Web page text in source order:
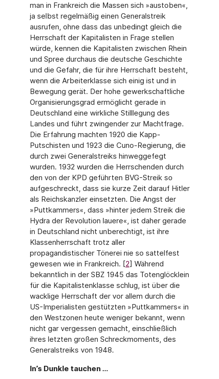
man in Frankreich die Massen sich »austoben«,
ja selbst regelmäßig einen Generalstreik
ausrufen, ohne dass das unbedingt gleich die
Herrschaft der Kapitalisten in Frage stellen
würde, ken­nen die Kapitalisten zwischen Rhein
und Spree durchaus die deutsche Geschichte
und die Gefahr, die für ihre Herrschaft besteht,
wenn die Arbeiterklasse sich einig ist und in
Bewe­gung gerät. Der hohe gewerkschaftliche
Organisierungsgrad ermöglicht gerade in
Deutsch­land eine wirkliche Stilllegung des
Landes und führt zwingender zur Machtfrage.
Die Erfah­rung machten 1920 die Kapp-
Putschisten und 1923 die Cuno-Regierung, die
durch zwei Generalstreiks hinweggefegt
wurden. 1932 wurden die Herrschenden durch
den von der KPD geführten BVG-Streik so
aufgeschreckt, dass sie kurze Zeit darauf Hitler
als Reichs­kanzler einsetzten. Die Angst der
»Puttkammers«, dass »hinter jedem Streik die
Hydra der Revolution lauere«, ist daher gerade
in Deutschland nicht unberechtigt, ist ihre
Klassen­herrschaft trotz aller
propagandistischer Tönerei nie so sattelfest
gewesen wie in Frank­reich. [2] Während
bekanntlich in der SBZ 1945 das Totenglöcklein
für die Kapitalistenklasse schlug, ist über die
wacklige Herrschaft der vor allem durch die
US-Imperialisten gestützten »Puttkammers« in
den Westzonen heute weniger bekannt, wenn
nicht gar vergessen ge­macht, einschließlich
ihres letzten großen Schreckmoments, des
Generalstreiks von 1948.
In’s Dunkle tauchen …